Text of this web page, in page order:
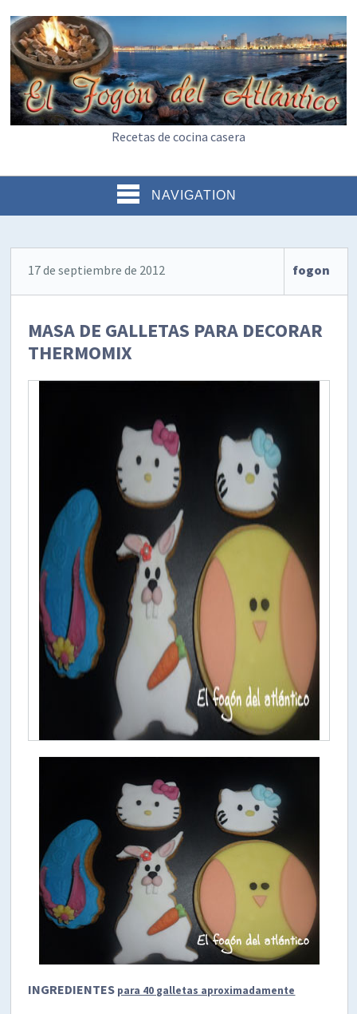
Recetas de cocina casera
NAVIGATION
17 de septiembre de 2012 fogon
MASA DE GALLETAS PARA DECORAR
THERMOMIX
INGREDIENTES para 40 galletas aproximadamente